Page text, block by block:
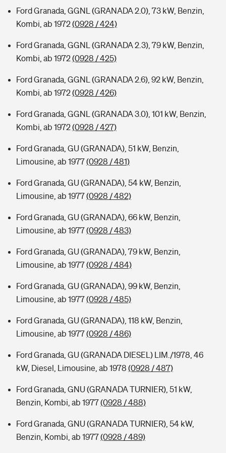
Ford Granada, GGNL (GRANADA 2.0), 73 kW, Benzin,
Kombi, ab 1972(0928 / 424)
Ford Granada, GGNL (GRANADA 2.3), 79 kW, Benzin,
Kombi, ab 1972(0928 / 425)
Ford Granada, GGNL (GRANADA 2.6), 92 kW, Benzin,
Kombi, ab 1972(0928 / 426)
Ford Granada, GGNL (GRANADA 3.0), 101 kW, Benzin,
Kombi, ab 1972(0928 / 427)
Ford Granada, GU (GRANADA), 51 kW, Benzin,
Limousine, ab 1977(0928 / 481)
Ford Granada, GU (GRANADA), 54 kW, Benzin,
Limousine, ab 1977(0928 / 482)
Ford Granada, GU (GRANADA), 66 kW, Benzin,
Limousine, ab 1977(0928 / 483)
Ford Granada, GU (GRANADA), 79 kW, Benzin,
Limousine, ab 1977(0928 / 484)
Ford Granada, GU (GRANADA), 99 kW, Benzin,
Limousine, ab 1977(0928 / 485)
Ford Granada, GU (GRANADA), 118 kW, Benzin,
Limousine, ab 1977(0928 / 486)
Ford Granada, GU (GRANADA DIESEL) LIM./1978, 46
kW, Diesel, Limousine, ab 1978 (0928 / 487)
Ford Granada, GNU (GRANADA TURNIER), 51 kW,
Benzin, Kombi, ab 1977(0928 / 488)
Ford Granada, GNU (GRANADA TURNIER), 54 kW,
Benzin, Kombi, ab 1977(0928 / 489)